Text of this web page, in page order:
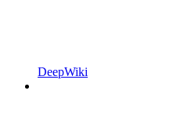
DeepWiki